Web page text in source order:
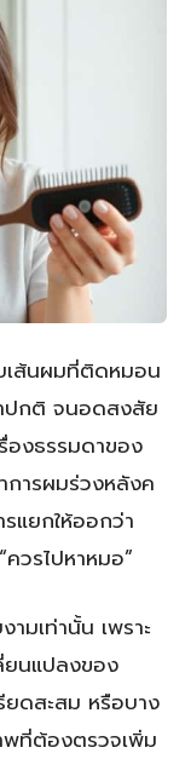
เส้นผมที่ติดหมอน
ปกติ จนอดสงสัย
องธรรมดาของ
ารผมร่วงหลังค
ยกให้ออกว่า
วรไปหาหมอ”
มเท่านั้น เพราะ
ยนแปลงของ
ยดสะสม หรือบาง
ที่ต้องตรวจเพิ่ม